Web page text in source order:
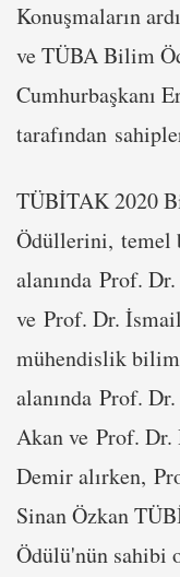
Konuşmaların
ve TÜBA Bilim
Cumhurbaşkanı
tarafından
TÜBİTAK 2020
Ödüllerini,
alanında Prof.
ve Prof. Dr.
mühendislik
alanında Prof.
Akan ve Prof.
Demir alırken,
Sinan Özkan
Ödülü'nün sahibi